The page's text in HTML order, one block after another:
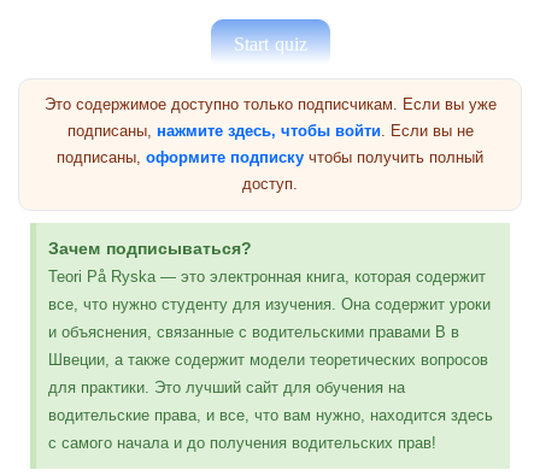
Предыдущая группа
Вопросы по окружающей среде 1
Следующая группа
Это содержимое доступно только подписчикам. Если вы уже
подписаны, нажмите здесь, чтобы войти. Если вы не
подписаны, оформите подпискучтобы получить полный
доступ.
Зачем подписываться?
Teori På Ryska — это электронная книга, которая содержит
все, что нужно студенту для изучения. Она содержит уроки
и объяснения, связанные с водительскими правами B в
Швеции, а также содержит модели теоретических вопросов
для практики. Это лучший сайт для обучения на
водительские права, и все, что вам нужно, находится здесь
с самого начала и до получения водительских прав!